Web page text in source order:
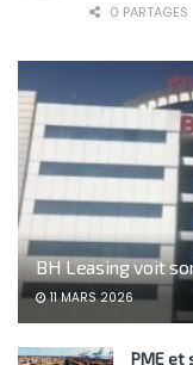
0 PARTAGES
BH Leasing voit
11 MARS 2026
PME et